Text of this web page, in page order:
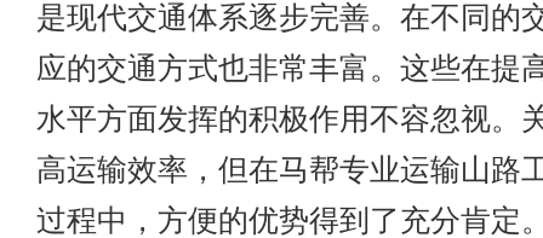
是现代交通体系逐步完善。在不同的
应的交通方式也非常丰富。这些在提
水平方面发挥的积极作用不容忽视。
高运输效率，但在马帮专业运输山路
过程中，方便的优势得到了充分肯定